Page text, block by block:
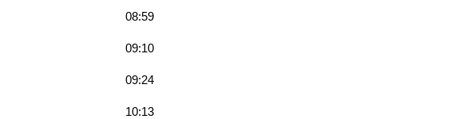
08:59
09:10
09:24
10:13